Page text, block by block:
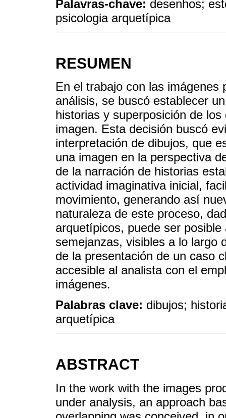
Palavras-chave: desenhos;
psicologia arquetípica
RESUMEN
En el trabajo con las imágenes
análisis, se buscó establecer
historias y superposición de
imagen. Esta decisión buscó
interpretación de dibujos, que
una imagen en la perspectiva
de la narración de historias
actividad imaginativa inicial,
movimiento, generando así
naturaleza de este proceso,
arquetípicos, puede ser
semejanzas, visibles a lo largo
de la presentación de un caso
accesible al analista con el
imágenes.
Palabras clave: dibujos;
arquetípica
ABSTRACT
In the work with the images
under analysis, an approach